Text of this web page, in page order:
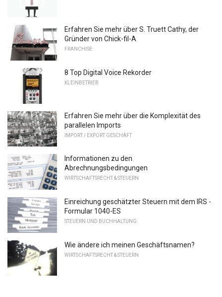
Erfahren Sie mehr über S. Truett Cathy, der
Gründer von Chick-fil-A
FRANCHISE
8 Top Digital Voice Rekorder
KLEINBETRIEB
Erfahren Sie mehr über die Komplexität des
parallelen Imports
IMPORT / EXPORT GESCHÄFT
Informationen zu den
Abrechnungsbedingungen
WIRTSCHAFTSRECHT & STEUERN
Einreichung geschätzter Steuern mit dem IRS -
Formular 1040-ES
STEUERN UND BUCHHALTUNG
Wie ändere ich meinen Geschäftsnamen?
WIRTSCHAFTSRECHT & STEUERN